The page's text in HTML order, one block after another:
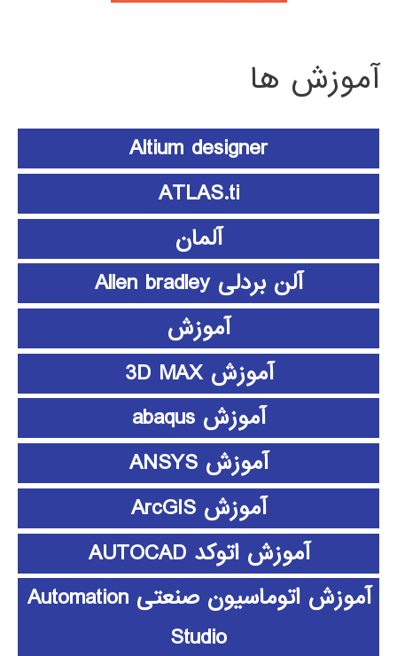
آموزش ها
Altium designer
ATLAS.ti
آلمان
آلن بردلی Allen bradley
آموزش
آموزش 3D MAX
آموزش abaqus
آموزش ANSYS
آموزش ArcGIS
آموزش اتوکد AUTOCAD
آموزش اتوماسیون صنعتی Automation
Studio